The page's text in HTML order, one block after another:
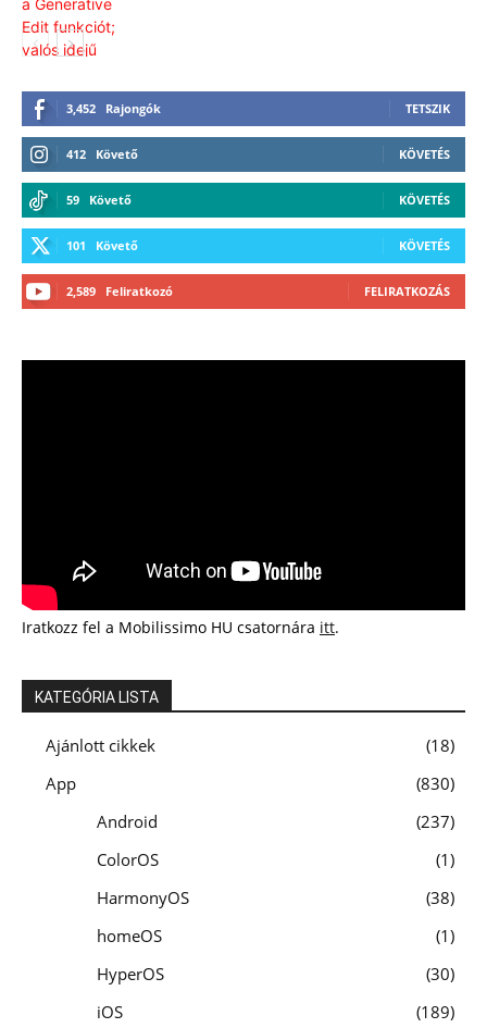
3,452 Rajongók TETSZIK
412 Követő KÖVETÉS
59 Követő KÖVETÉS
101 Követő KÖVETÉS
2,589 Feliratkozó FELIRATKOZÁS
Iratkozz fel a Mobilissimo HU csatornára itt.
KATEGÓRIA LISTA
Ajánlott cikkek
18
App
830
Android
237
ColorOS
1
HarmonyOS
38
homeOS
1
HyperOS
30
iOS
189